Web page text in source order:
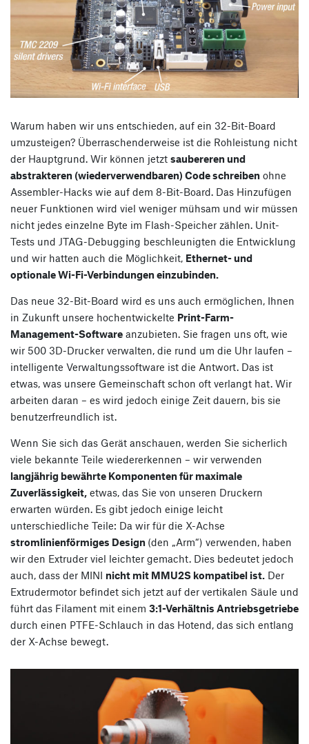
Warum haben wir uns entschieden, auf ein 32-Bit-Board
umzusteigen? Überraschenderweise ist die Rohleistung nicht
der Hauptgrund. Wir können jetzt saubereren und
abstrakteren (wiederverwendbaren) Code schreiben ohne
Assembler-Hacks wie auf dem 8-Bit-Board. Das Hinzufügen
neuer Funktionen wird viel weniger mühsam und wir müssen
nicht jedes einzelne Byte im Flash-Speicher zählen. Unit-
Tests und JTAG-Debugging beschleunigten die Entwicklung
und wir hatten auch die Möglichkeit, Ethernet- und
optionale Wi-Fi-Verbindungen einzubinden.
Das neue 32-Bit-Board wird es uns auch ermöglichen, Ihnen
in Zukunft unsere hochentwickelte Print-Farm-
Management-Software anzubieten. Sie fragen uns oft, wie
wir 500 3D-Drucker verwalten, die rund um die Uhr laufen –
intelligente Verwaltungssoftware ist die Antwort. Das ist
etwas, was unsere Gemeinschaft schon oft verlangt hat. Wir
arbeiten daran – es wird jedoch einige Zeit dauern, bis sie
benutzerfreundlich ist.
Wenn Sie sich das Gerät anschauen, werden Sie sicherlich
viele bekannte Teile wiedererkennen – wir verwenden
langjährig bewährte Komponenten für maximale
Zuverlässigkeit, etwas, das Sie von unseren Druckern
erwarten würden. Es gibt jedoch einige leicht
unterschiedliche Teile: Da wir für die X-Achse
stromlinienförmiges Design (den „Arm“) verwenden, haben
wir den Extruder viel leichter gemacht. Dies bedeutet jedoch
auch, dass der MINI nicht mit MMU2S kompatibel ist. Der
Extrudermotor befindet sich jetzt auf der vertikalen Säule und
führt das Filament mit einem 3:1-Verhältnis Antriebsgetriebe
durch einen PTFE-Schlauch in das Hotend, das sich entlang
der X-Achse bewegt.